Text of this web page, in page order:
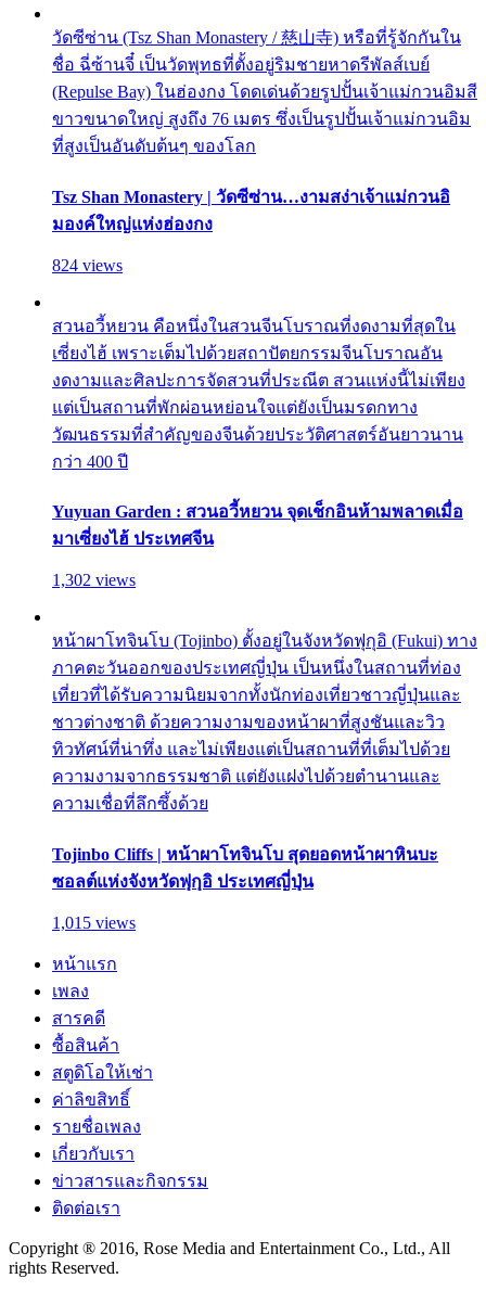
วัดซีซ่าน (Tsz Shan Monastery / 慈山寺) หรือที่รู้จักกันใน
ชื่อ ฉี่ซ้านจี๋ เป็นวัดพุทธที่ตั้งอยู่ริมชายหาดรีพัลส์เบย์
(Repulse Bay) ในฮ่องกง โดดเด่นด้วยรูปปั้นเจ้าแม่กวนอิมสี
ขาวขนาดใหญ่ สูงถึง 76 เมตร ซึ่งเป็นรูปปั้นเจ้าแม่กวนอิม
ที่สูงเป็นอันดับต้นๆ ของโลก
Tsz Shan Monastery | วัดซีซ่าน…งามสง่าเจ้าแม่กวนอิ
มองค์ใหญ่แห่งฮ่องกง
824 views
สวนอวี้หยวน คือหนึ่งในสวนจีนโบราณที่งดงามที่สุดใน
เซี่ยงไฮ้ เพราะเต็มไปด้วยสถาปัตยกรรมจีนโบราณอัน
งดงามและศิลปะการจัดสวนที่ประณีต สวนแห่งนี้ไม่เพียง
แต่เป็นสถานที่พักผ่อนหย่อนใจแต่ยังเป็นมรดกทาง
วัฒนธรรมที่สำคัญของจีนด้วยประวัติศาสตร์อันยาวนาน
กว่า 400 ปี
Yuyuan Garden : สวนอวี้หยวน จุดเช็กอินห้ามพลาดเมื่อ
มาเซี่ยงไฮ้ ประเทศจีน
1,302 views
หน้าผาโทจินโบ (Tojinbo) ตั้งอยู่ในจังหวัดฟุกุอิ (Fukui) ทาง
ภาคตะวันออกของประเทศญี่ปุ่น เป็นหนึ่งในสถานที่ท่อง
เที่ยวที่ได้รับความนิยมจากทั้งนักท่องเที่ยวชาวญี่ปุ่นและ
ชาวต่างชาติ ด้วยความงามของหน้าผาที่สูงชันและวิว
ทิวทัศน์ที่น่าทึ่ง และไม่เพียงแต่เป็นสถานที่ที่เต็มไปด้วย
ความงามจากธรรมชาติ แต่ยังแฝงไปด้วยตำนานและ
ความเชื่อที่ลึกซึ้งด้วย
Tojinbo Cliffs | หน้าผาโทจินโบ สุดยอดหน้าผาหินบะ
ซอลต์แห่งจังหวัดฟุกุอิ ประเทศญี่ปุ่น
1,015 views
หน้าแรก
เพลง
สารคดี
ซื้อสินค้า
สตูดิโอให้เช่า
ค่าลิขสิทธิ์
รายชื่อเพลง
เกี่ยวกับเรา
ข่าวสารและกิจกรรม
ติดต่อเรา
Copyright ® 2016, Rose Media and Entertainment Co., Ltd., All
rights Reserved.